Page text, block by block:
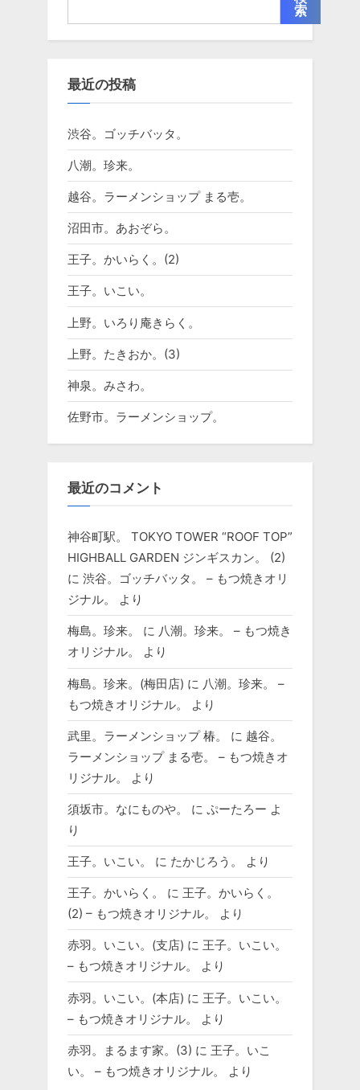
索
最近の投稿
渋谷。ゴッチバッタ。
八潮。珍来。
越谷。ラーメンショップ まる壱。
沼田市。あおぞら。
王子。かいらく。(2)
王子。いこい。
上野。いろり庵きらく。
上野。たきおか。(3)
神泉。みさわ。
佐野市。ラーメンショップ。
最近のコメント
神谷町駅。 TOKYO TOWER “ROOF TOP”
HIGHBALL GARDEN ジンギスカン。 (2)
に 渋谷。ゴッチバッタ。 – もつ焼きオリ
ジナル。
より
梅島。珍来。 に 八潮。珍来。 – もつ焼き
オリジナル。
より
梅島。珍来。(梅田店) に 八潮。珍来。 –
もつ焼きオリジナル。
より
武里。ラーメンショップ 椿。 に 越谷。
ラーメンショップ まる壱。 – もつ焼きオ
リジナル。
より
須坂市。なにものや。 に ぷーたろー よ
り
王子。いこい。 に たかじろう。 より
王子。かいらく。 に 王子。かいらく。
(2) – もつ焼きオリジナル。
より
赤羽。いこい。(支店) に 王子。いこい。
– もつ焼きオリジナル。
より
赤羽。いこい。(本店) に 王子。いこい。
– もつ焼きオリジナル。
より
赤羽。まるます家。(3) に 王子。いこ
い。 – もつ焼きオリジナル。
より